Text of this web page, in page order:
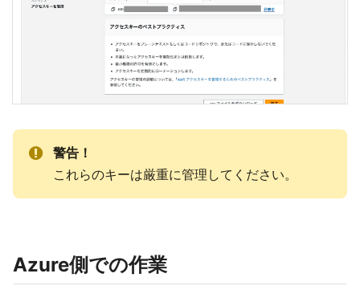
警告！
これらのキーは厳重に管理してください。
Azure側での作業